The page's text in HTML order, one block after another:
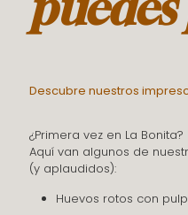
Descubre nuestros
¿Primera vez en La Bonita?
Aquí van algunos de
(y aplaudidos):
Huevos rotos con